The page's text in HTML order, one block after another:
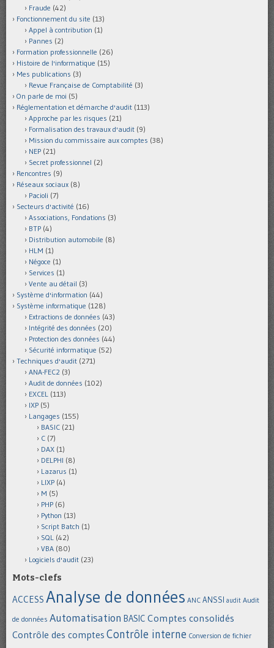
Fraude (42)
Fonctionnement du site (13)
Appel à contribution (1)
Pannes (2)
Formation professionnelle (26)
Histoire de l'informatique (15)
Mes publications (3)
Revue Française de Comptabilité (3)
On parle de moi (5)
Réglementation et démarche d'audit (113)
Approche par les risques (21)
Formalisation des travaux d'audit (9)
Mission du commissaire aux comptes (38)
NEP (21)
Secret professionnel (2)
Rencontres (9)
Réseaux sociaux (8)
Pacioli (7)
Secteurs d'activité (16)
Associations, Fondations (3)
BTP (4)
Distribution automobile (8)
HLM (1)
Négoce (1)
Services (1)
Vente au détail (3)
Système d'information (44)
Système informatique (128)
Extractions de données (43)
Intégrité des données (20)
Protection des données (44)
Sécurité informatique (52)
Techniques d'audit (271)
ANA-FEC2 (3)
Audit de données (102)
EXCEL (113)
IXP (5)
Langages (155)
BASIC (21)
C (7)
DAX (1)
DELPHI (8)
Lazarus (1)
LIXP (4)
M (5)
PHP (6)
Python (13)
Script Batch (1)
SQL (42)
VBA (80)
Logiciels d'audit (23)
Mots-clefs
ACCESS Analyse de données ANC ANSSI audit Audit
de données Automatisation BASIC Comptes consolidés
Contrôle des comptes Contrôle interne Conversion de fichier